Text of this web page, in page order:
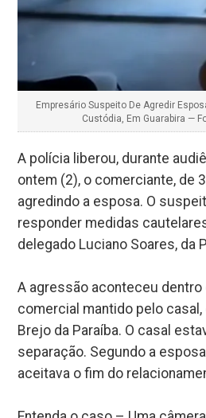
Empresário Suspeito De Agredir
Custódia, Em Guarabira —
A polícia liberou, durante
ontem (2), o comerciante, de
agredindo a esposa. O
responder medidas
delegado Luciano Soares, da
A agressão aconteceu
comercial mantido pelo casal,
Brejo da Paraíba. O casal
separação. Segundo a
aceitava o fim do